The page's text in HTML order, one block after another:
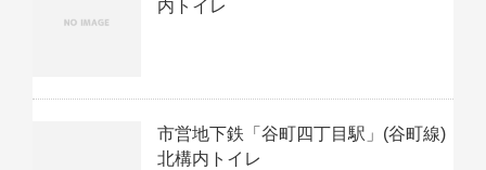
内トイレ
市営地下鉄「谷町四丁目駅」(谷町線)
北構内トイレ